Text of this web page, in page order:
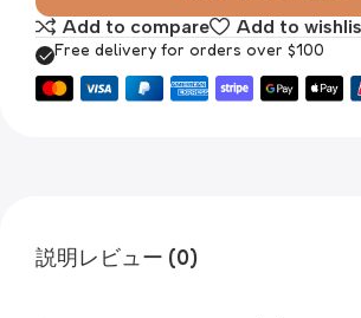
Add to compare
Add to
Free delivery for orders over $100
説明レビュー (0)